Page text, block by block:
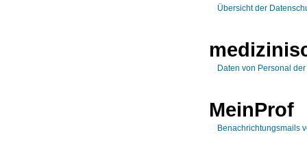
Übersicht der
Daten von Personal
MeinProf
Benachrichtungsmails